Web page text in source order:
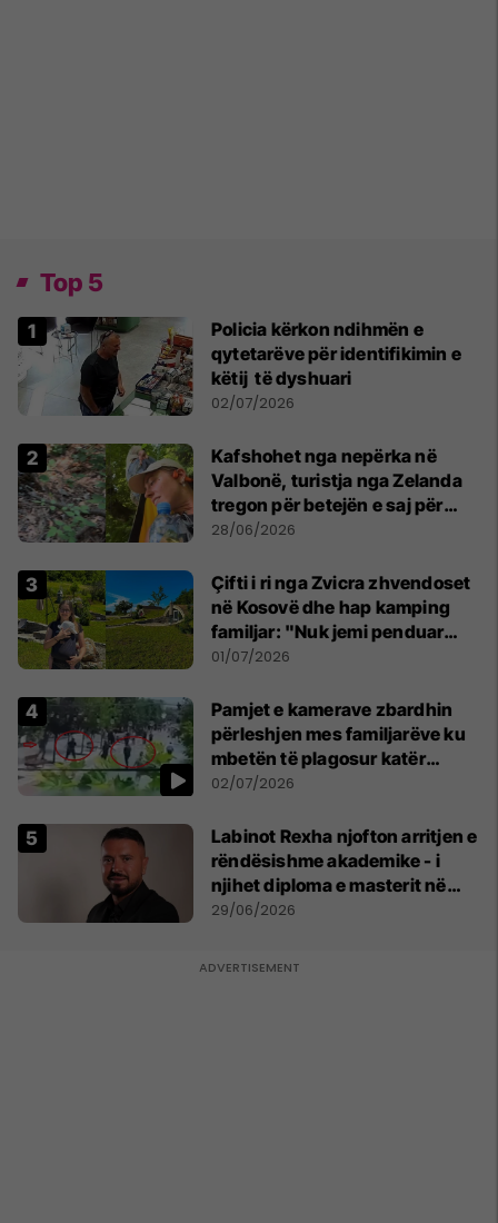
Top 5
Policia kërkon ndihmën e
qytetarëve për identifikimin e
këtij të dyshuari
02/07/2026
Kafshohet nga nepërka në
Valbonë, turistja nga Zelanda
tregon për betejën e saj për
mbijetesë
28/06/2026
Çifti i ri nga Zvicra zhvendoset
në Kosovë dhe hap kamping
familjar: "Nuk jemi penduar
asnjë ditë"
01/07/2026
Pamjet e kamerave zbardhin
përleshjen mes familjarëve ku
mbetën të plagosur katër
persona
02/07/2026
Labinot Rexha njofton arritjen e
rëndësishme akademike - i
njihet diploma e masterit në
Psikologji në Zvicër
29/06/2026